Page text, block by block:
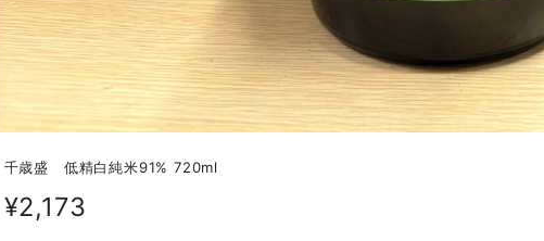
千歳盛 低精白純米91% 720ml
¥2,173